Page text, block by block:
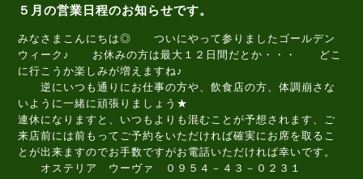
５月の営業日程のお知らせです。
みなさまこんにちは◎ ついにやって参りましたゴールデン
ウィーク♪ お休みの方は最大１２日間だとか・・・ どこ
に行こうか楽しみが増えますね♪
逆にいつも通りにお仕事の方や、飲食店の方、体調崩さな
いように一緒に頑張りましょう★
連休になりますと、いつもよりも混むことが予想されます、ご
来店前には前もってご予約をいただければ確実にお席を取るこ
とが出来ますのでお手数ですがお電話いただければ幸いです。
オステリア ウーヴァ ０９５４－４３－０２３１